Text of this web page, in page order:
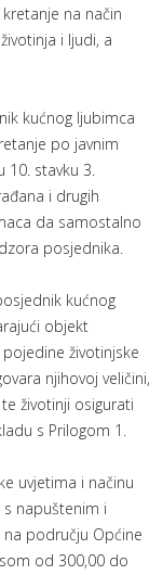
na način
i ljudi, a
kućnog ljubimca
po javnim
10. stavku 3.
i drugih
da samostalno
posjednika.
kućnog
objekt
životinjske
njihovoj veličini,
životinji osigurati
s Prilogom 1.
uvjetima i načinu
napuštenim i
području Općine
od 300,00 do